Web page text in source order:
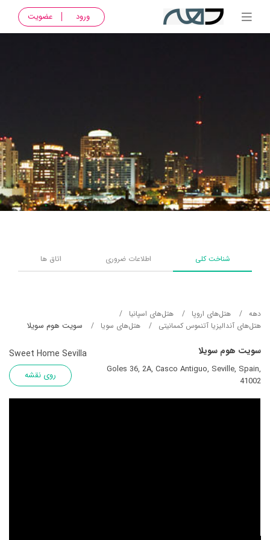
ورود عضویت
شناخت کلی اطلاعات ضروری اتاق ها
دهه هتل‌های اروپا
هتل‌های اسپانیا
هتل‌های آندالیزیا آتنموس کممانیتی
هتل‌های سویا سویت هوم سویلا
سویت هوم سویلا Sweet Home Sevilla
Goles 36, 2A, Casco Antiguo, Seville, Spain,
41002
روی نقشه